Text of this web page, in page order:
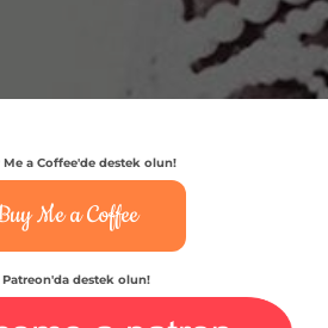
Me a Coffee'de destek olun!
Me a Coffee
Patreon'da destek olun!